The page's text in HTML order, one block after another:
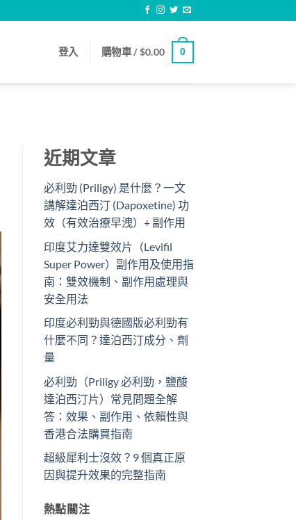
登入 購物車 /$0.00 0
近期文章
必利勁 (Priligy) 是什麼？一文
講解達泊西汀 (Dapoxetine) 功
效（有效治療早洩）+ 副作用
印度艾力達雙效片（Levifil
Super Power）副作用及使用指
南：雙效機制、副作用處理與
安全用法
印度必利勁與德國版必利勁有
什麼不同？達泊西汀成分、劑
量
必利勁（Priligy 必利勁，鹽酸
達泊西汀片）常見問題全解
答：效果、副作用、依賴性與
香港合法購買指南
超級犀利士沒效？9 個真正原
因與提升效果的完整指南
熱點關注